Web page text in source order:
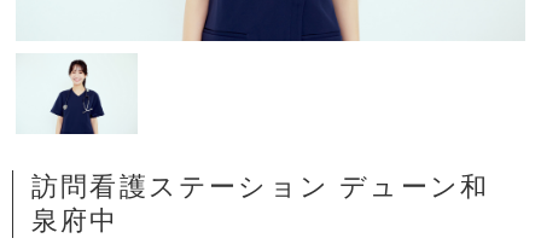
訪問看護ステーション デューン和
泉府中